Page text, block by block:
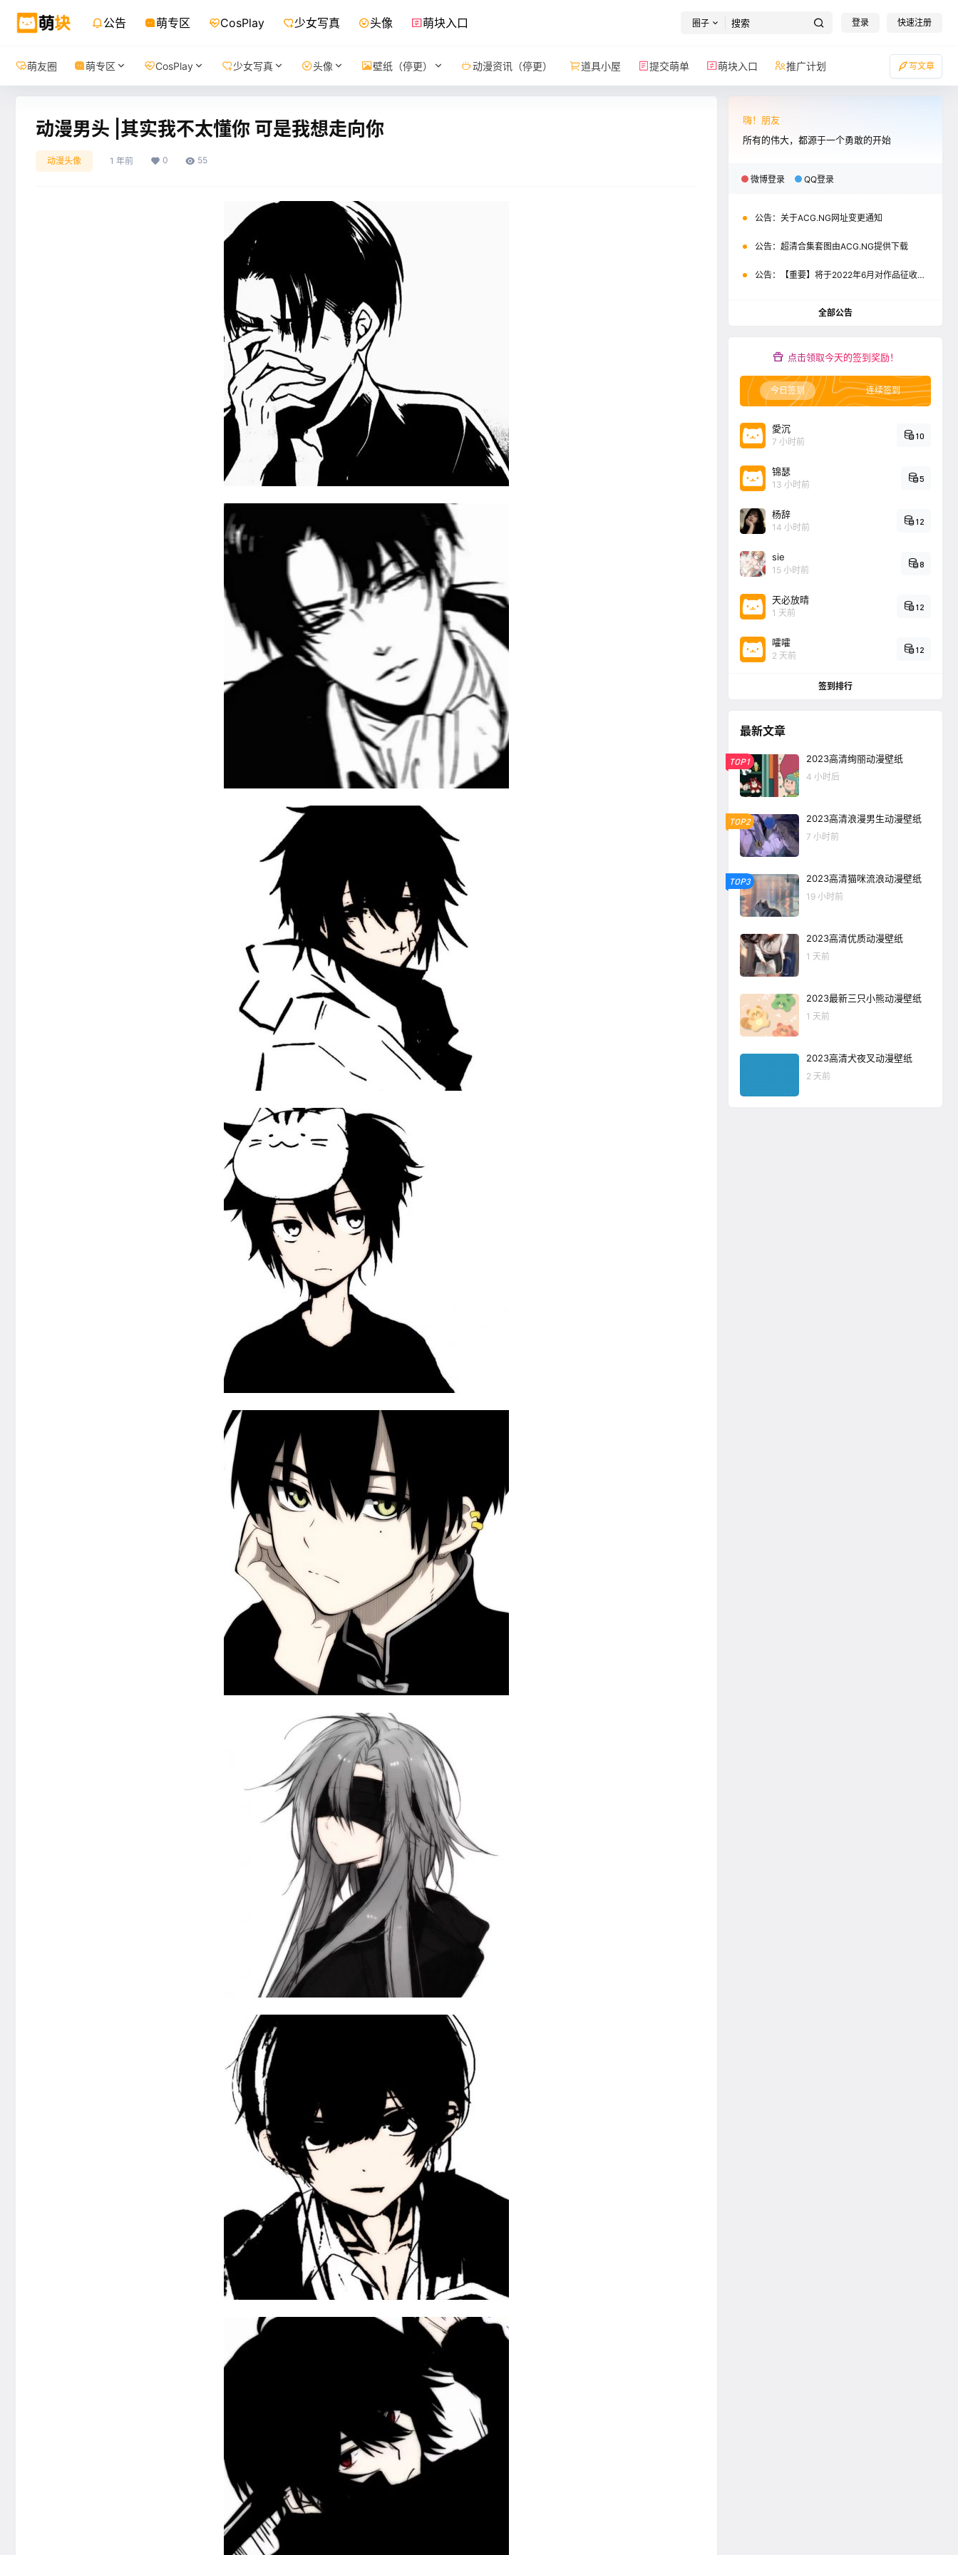
公告 萌专区 CosPlay 少女写真 头像 萌块入口 圈子 登录 快速注册
萌友圈 萌专区 CosPlay 少女写真 头像 壁纸（停更） 动漫资讯（停更） 道具小屋 提交萌单 萌块入口 推广计划 写文章
动漫男头 |其实我不太懂你 可是我想走向你
动漫头像 1 年前 0 55
嗨！朋友
所有的伟大，都源于一个勇敢的开始
微博登录 QQ登录
公告： 关于ACG.NG网址变更通知
公告： 超清合集套图由ACG.NG提供下载
公告： 【重要】将于2022年6月对作品征收积分
全部公告
点击领取今天的签到奖励！
今日签到 连续签到
愛沉
7 小时前
10
锦瑟
13 小时前
5
杨辞
14 小时前
12
sie
15 小时前
8
天必放晴
1 天前
12
嚯嚯
2 天前
12
签到排行
最新文章
TOP1 2023高清绚丽动漫壁纸
4 小时后
TOP2 2023高清浪漫男生动漫壁纸
7 小时前
TOP3 2023高清猫咪流浪动漫壁纸
19 小时前
2023高清优质动漫壁纸
1 天前
2023最新三只小熊动漫壁纸
1 天前
2023高清犬夜叉动漫壁纸
2 天前